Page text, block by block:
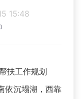
15:48
扶工作规划
依沉塌湖，西靠